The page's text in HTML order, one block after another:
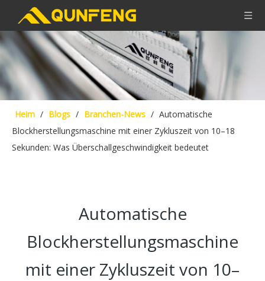
Heim / Blogs / Branchen-News / Automatische
Blockherstellungsmaschine mit einer Zykluszeit von 10–18
Sekunden: Was Überschallgeschwindigkeit bedeutet
Automatische
Blockherstellungsmaschine
mit einer Zykluszeit von 10–